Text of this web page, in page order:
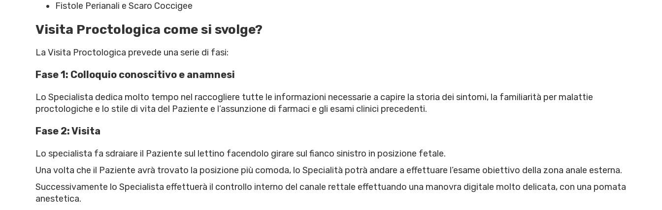
Fistole Perianali e Scaro Coccigee
Visita Proctologica come si svolge?
La Visita Proctologica prevede una serie di fasi:
Fase 1: Colloquio conoscitivo e anamnesi
Lo Specialista dedica molto tempo nel raccogliere tutte le informazioni necessarie a capire la storia dei sintomi, la familiarità per malattie
proctologiche e lo stile di vita del Paziente e l’assunzione di farmaci e gli esami clinici precedenti.
Fase 2: Visita
Lo specialista fa sdraiare il Paziente sul lettino facendolo girare sul fianco sinistro in posizione fetale.
Una volta che il Paziente avrà trovato la posizione più comoda, lo Specialità potrà andare a effettuare l’esame obiettivo della zona anale esterna.
Successivamente lo Specialista effettuerà il controllo interno del canale rettale effettuando una manovra digitale molto delicata, con una pomata
anestetica.